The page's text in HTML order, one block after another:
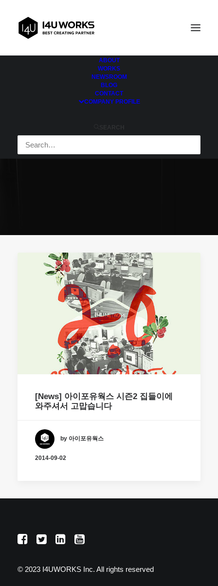
ABOUT
WORKS
NEWSROOM
BLOG
CONTACT
COMPANY PROFILE
[News] 아이포유웍스 시즌2 집들이에
와주셔서 고맙습니다
by 아이포유웍스
2014-09-02
© 2023 I4UWORKS Inc. All rights reserved